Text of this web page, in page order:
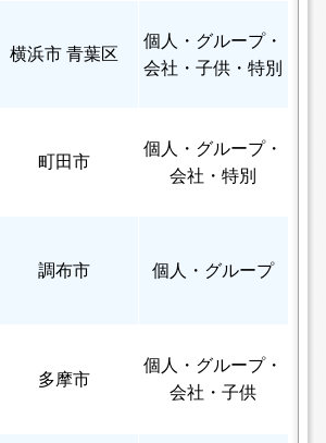
横浜市 青葉区
個人
・グループ・
会社・子供・特別
町田市
個人
・グループ・
会社・特別
調布市 個人 ・グループ
多摩市
個人
・グループ・
会社・子供